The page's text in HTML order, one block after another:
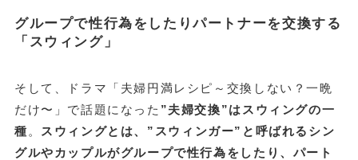
グループで性行為をしたりパートナーを交換する
「スウィング」
そして、ドラマ「夫婦円満レシピ～交換しない？一晩
だけ〜」で話題になった ”夫婦交換”はスウィングの一
種 。
スウィングとは、”スウィンガー”と呼ばれるシン
グルやカップルがグループで性行為をしたり、パート